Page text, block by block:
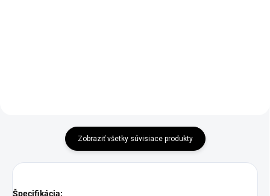
Zobraziť všetky súvisiace produkty
Špecifikácia: